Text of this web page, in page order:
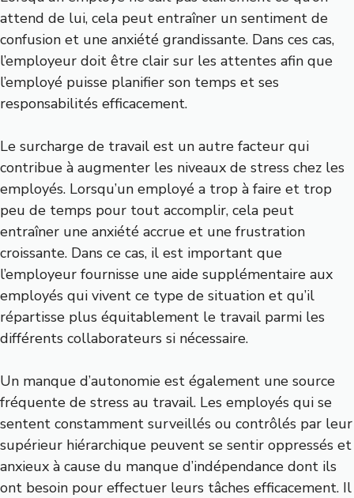
attend de lui, cela peut entraîner un sentiment de
confusion et une anxiété grandissante. Dans ces cas,
l’employeur doit être clair sur les attentes afin que
l’employé puisse planifier son temps et ses
responsabilités efficacement.
Le surcharge de travail est un autre facteur qui
contribue à augmenter les niveaux de stress chez les
employés. Lorsqu’un employé a trop à faire et trop
peu de temps pour tout accomplir, cela peut
entraîner une anxiété accrue et une frustration
croissante. Dans ce cas, il est important que
l’employeur fournisse une aide supplémentaire aux
employés qui vivent ce type de situation et qu’il
répartisse plus équitablement le travail parmi les
différents collaborateurs si nécessaire.
Un manque d’autonomie est également une source
fréquente de stress au travail. Les employés qui se
sentent constamment surveillés ou contrôlés par leur
supérieur hiérarchique peuvent se sentir oppressés et
anxieux à cause du manque d’indépendance dont ils
ont besoin pour effectuer leurs tâches efficacement. Il